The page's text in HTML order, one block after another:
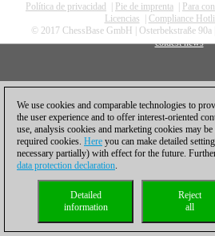
Política de privacidad Pie de imprenta Para
Licencias
Compliance
© 2017 ChessBase GmbH | Osterbekstraße
coldest news
We use cookies and comparable technologies to
the user experience and to offer interest-oriented
use, analysis cookies and marketing cookies may
required cookies. Here you can make detailed
necessary partially) with effect for the future.
data protection declaration.
Reject
all
Detailed
information